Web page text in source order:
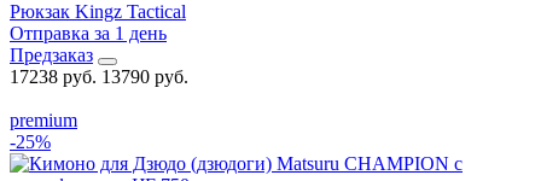
Рюкзак Kingz Tactical
Отправка за 1 день
Предзаказ
17238 руб. 13790 руб.
premium
-25%